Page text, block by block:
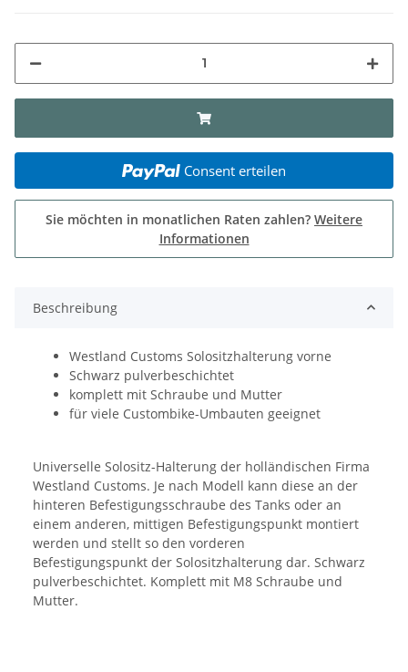
Consent erteilen
Sie möchten in monatlichen Raten zahlen? Weitere
Informationen
Beschreibung
Westland Customs Solositzhalterung vorne
Schwarz pulverbeschichtet
komplett mit Schraube und Mutter
für viele Custombike-Umbauten geeignet
Universelle Solositz-Halterung der holländischen Firma
Westland Customs. Je nach Modell kann diese an der
hinteren Befestigungsschraube des Tanks oder an
einem anderen, mittigen Befestigungspunkt montiert
werden und stellt so den vorderen
Befestigungspunkt der Solositzhalterung dar. Schwarz
pulverbeschichtet. Komplett mit M8 Schraube und
Mutter.